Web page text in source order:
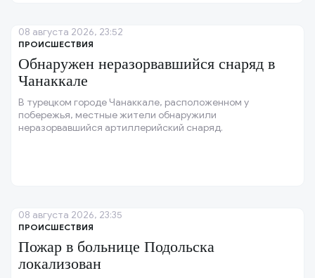
ПРОИСШЕСТВИЯ
Обнаружен неразорвавшийся снаряд в
Чанаккале
В турецком городе Чанаккале, расположенном у
побережья, местные жители обнаружили
неразорвавшийся артиллерийский снаряд.
08 августа 2026, 23:52
ПРОИСШЕСТВИЯ
Пожар в больнице Подольска
локализован
08 августа 2026, 23:35